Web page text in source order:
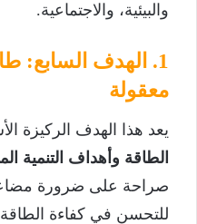
والبيئية، والاجتماعية.
1. الهدف السابع:
معقولة
يعد هذا الهدف الركيزة
الطاقة وأهداف التنمية
صراحة على ضرورة